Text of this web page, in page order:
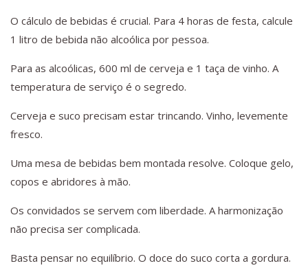
O cálculo de bebidas é crucial. Para 4 horas de festa, calcule
1 litro de bebida não alcoólica por pessoa.
Para as alcoólicas, 600 ml de cerveja e 1 taça de vinho. A
temperatura de serviço é o segredo.
Cerveja e suco precisam estar trincando. Vinho, levemente
fresco.
Uma mesa de bebidas bem montada resolve. Coloque gelo,
copos e abridores à mão.
Os convidados se servem com liberdade. A harmonização
não precisa ser complicada.
Basta pensar no equilíbrio. O doce do suco corta a gordura.